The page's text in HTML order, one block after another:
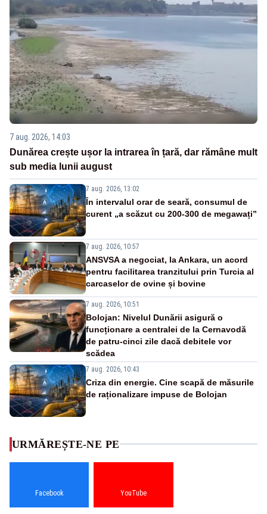
7 aug. 2026, 14:03
Dunărea crește ușor la intrarea în țară, dar rămâne mult
sub media lunii august
7 aug. 2026, 13:02
În intervalul orar de seară, consumul de
curent „a scăzut cu 200-300 de megawați”
7 aug. 2026, 10:57
ANSVSA a negociat, la Ankara, un acord
pentru facilitarea tranzitului prin Turcia al
carcaselor de ovine și bovine
7 aug. 2026, 10:51
Bolojan: Nivelul Dunării asigură o
funcționare a centralei de la Cernavodă
de patru-cinci zile dacă debitele vor
scădea
7 aug. 2026, 10:43
Criza din energie. Cine scapă de măsurile
de raționalizare impuse de Bolojan
URMĂREȘTE-NE PE
Facebook YouTube